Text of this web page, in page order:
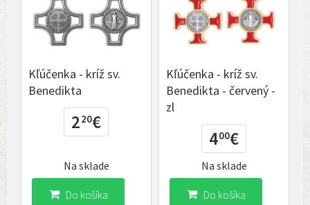
Kľúčenka - kríž sv.
Benedikta
220€
Do košíka
Na sklade
Kľúčenka - kríž sv.
Benedikta - červený -
zl
400€
Do košíka
Na sklade